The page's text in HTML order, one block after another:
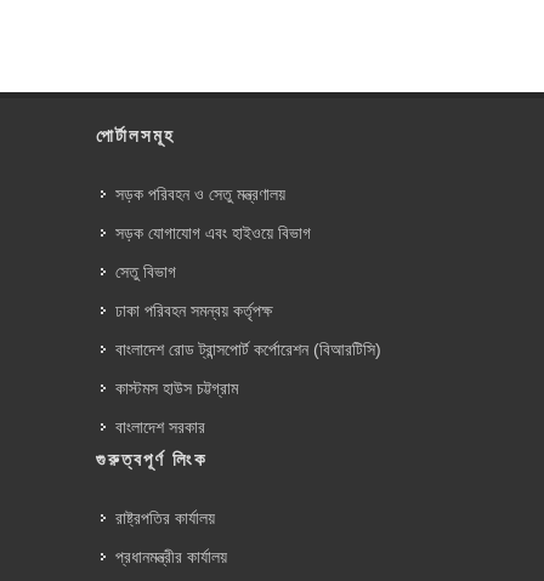
পোর্টালসমূহ
সড়ক পরিবহন ও সেতু মন্ত্রণালয়
সড়ক যোগাযোগ এবং হাইওয়ে বিভাগ
সেতু বিভাগ
ঢাকা পরিবহন সমন্বয় কর্তৃপক্ষ
বাংলাদেশ রোড ট্রান্সপোর্ট কর্পোরেশন (বিআরটিসি)
কাস্টমস হাউস চট্টগ্রাম
বাংলাদেশ সরকার
গুরুত্বপূর্ণ লিংক
রাষ্ট্রপতির কার্যালয়
প্রধানমন্ত্রীর কার্যালয়